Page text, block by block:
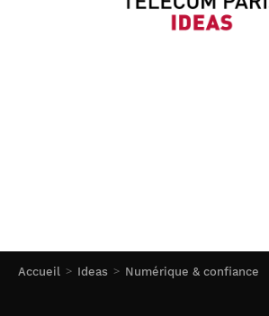
Accueil Ideas Numérique & confiance